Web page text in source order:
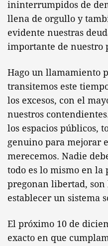
ininterrumpidos de
llena de orgullo y
evidente nuestras
importante de nuestro
Hago un llamamiento
transitemos este
los excesos, con el
nuestros
los espacios públicos,
genuino para mejorar
merecemos. Nadie
todo es lo mismo en la
pregonan libertad, son
establecer un sistema
El próximo 10 de
exacto en que